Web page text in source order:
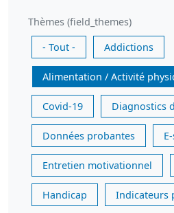
Thèmes (field_themes)
- Tout -
Addictions
Alimentation / Activité
Covid-19 Diagnostics
Données probantes
Entretien motivationnel
Handicap Indicateurs